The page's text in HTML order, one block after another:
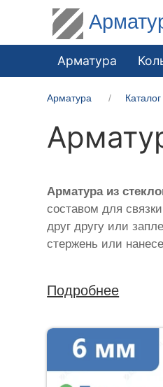
Арматура
Арматура Каталог
Арматура из
составом для
друг другу или
стержень или
Подробнее